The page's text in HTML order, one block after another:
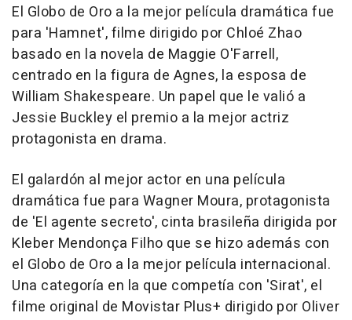
El Globo de Oro a la mejor película dramática fue
para 'Hamnet', filme dirigido por Chloé Zhao
basado en la novela de Maggie O'Farrell,
centrado en la figura de Agnes, la esposa de
William Shakespeare. Un papel que le valió a
Jessie Buckley el premio a la mejor actriz
protagonista en drama.
El galardón al mejor actor en una película
dramática fue para Wagner Moura, protagonista
de 'El agente secreto', cinta brasileña dirigida por
Kleber Mendonça Filho que se hizo además con
el Globo de Oro a la mejor película internacional.
Una categoría en la que competía con 'Sirat', el
filme original de Movistar Plus+ dirigido por Oliver